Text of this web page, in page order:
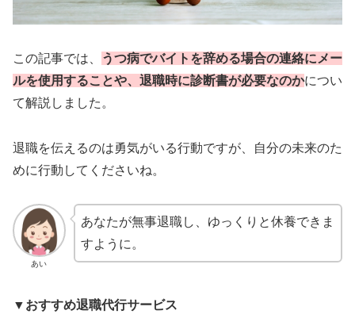
この記事では、
うつ病でバイトを辞める場合の連絡にメー
ルを使用することや、退職時に診断書が必要なのかについ
て解説しました。
退職を伝えるのは勇気がいる行動ですが、自分の未来のた
めに行動してくださいね。
あい
あなたが無事退職し、ゆっくりと休養できま
すように。
▼おすすめ退職代行サービス